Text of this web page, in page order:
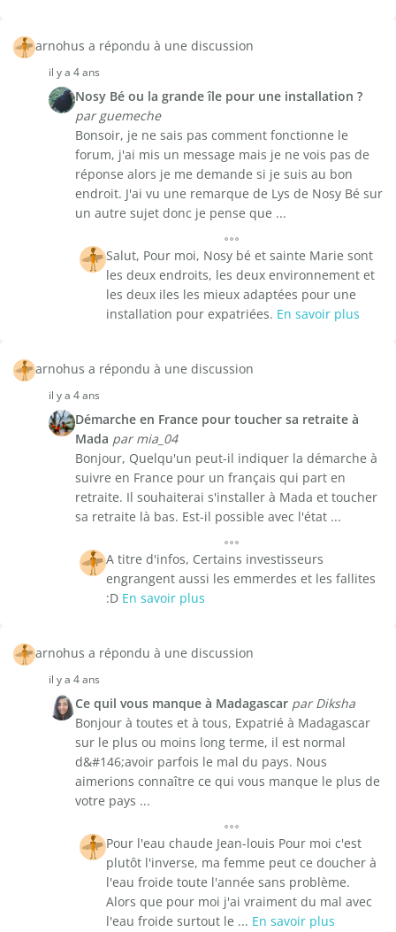
arnohus a répondu à une discussion
il y a 4 ans
Nosy Bé ou la grande île pour une installation ?
par guemeche
Bonsoir, je ne sais pas comment fonctionne le
forum, j'ai mis un message mais je ne vois pas de
réponse alors je me demande si je suis au bon
endroit. J'ai vu une remarque de Lys de Nosy Bé sur
un autre sujet donc je pense que ...
Salut, Pour moi, Nosy bé et sainte Marie sont
les deux endroits, les deux environnement et
les deux iles les mieux adaptées pour une
installation pour expatriées. En savoir plus
arnohus a répondu à une discussion
il y a 4 ans
Démarche en France pour toucher sa retraite à
Mada par mia_04
Bonjour, Quelqu'un peut-il indiquer la démarche à
suivre en France pour un français qui part en
retraite. Il souhaiterai s'installer à Mada et toucher
sa retraite là bas. Est-il possible avec l'état ...
A titre d'infos, Certains investisseurs
engrangent aussi les emmerdes et les fallites
:D En savoir plus
arnohus a répondu à une discussion
il y a 4 ans
Ce quil vous manque à Madagascar par Diksha
Bonjour à toutes et à tous, Expatrié à Madagascar
sur le plus ou moins long terme, il est normal
d&#146;avoir parfois le mal du pays. Nous
aimerions connaître ce qui vous manque le plus de
votre pays ...
Pour l'eau chaude Jean-louis Pour moi c'est
plutôt l'inverse, ma femme peut ce doucher à
l'eau froide toute l'année sans problème.
Alors que pour moi j'ai vraiment du mal avec
l'eau froide surtout le ... En savoir plus